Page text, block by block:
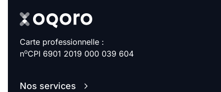
Carte professionnelle :
noCPI 6901 2019 000 039 604
Nos services